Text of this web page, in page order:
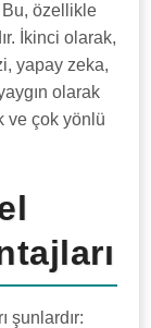
Bu, özellikle
İkinci olarak,
yapay zeka,
olarak
ve çok yönlü
şunlardır: